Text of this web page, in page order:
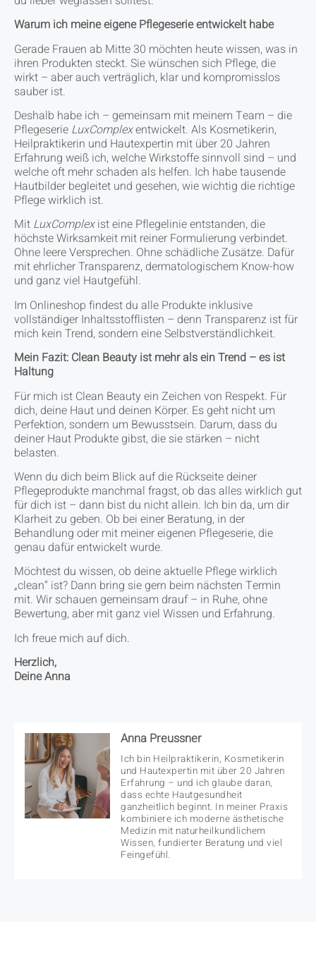
Warum ich meine eigene Pflegeserie entwickelt habe
Gerade Frauen ab Mitte 30 möchten heute wissen, was in
ihren Produkten steckt. Sie wünschen sich Pflege, die
wirkt – aber auch verträglich, klar und kompromisslos
sauber ist.
Deshalb habe ich – gemeinsam mit meinem Team – die
Pflegeserie LuxComplexentwickelt. Als Kosmetikerin,
Heilpraktikerin und Hautexpertin mit über 20 Jahren
Erfahrung weiß ich, welche Wirkstoffe sinnvoll sind – und
welche oft mehr schaden als helfen. Ich habe tausende
Hautbilder begleitet und gesehen, wie wichtig die richtige
Pflege wirklich ist.
Mit LuxComplexist eine Pflegelinie entstanden, die
höchste Wirksamkeit mit reiner Formulierung verbindet.
Ohne leere Versprechen. Ohne schädliche Zusätze. Dafür
mit ehrlicher Transparenz, dermatologischem Know-how
und ganz viel Hautgefühl.
Im Onlineshop findest du alle Produkte inklusive
vollständiger Inhaltsstofflisten – denn Transparenz ist für
mich kein Trend, sondern eine Selbstverständlichkeit.
Mein Fazit: Clean Beauty ist mehr als ein Trend – es ist
Haltung
Für mich ist Clean Beauty ein Zeichen von Respekt. Für
dich, deine Haut und deinen Körper. Es geht nicht um
Perfektion, sondern um Bewusstsein. Darum, dass du
deiner Haut Produkte gibst, die sie stärken – nicht
belasten.
Wenn du dich beim Blick auf die Rückseite deiner
Pflegeprodukte manchmal fragst, ob das alles wirklich gut
für dich ist – dann bist du nicht allein. Ich bin da, um dir
Klarheit zu geben. Ob bei einer Beratung, in der
Behandlung oder mit meiner eigenen Pflegeserie, die
genau dafür entwickelt wurde.
Möchtest du wissen, ob deine aktuelle Pflege wirklich
„clean“ ist? Dann bring sie gern beim nächsten Termin
mit. Wir schauen gemeinsam drauf – in Ruhe, ohne
Bewertung, aber mit ganz viel Wissen und Erfahrung.
Ich freue mich auf dich.
Herzlich,
Deine Anna
Anna Preussner
Ich bin Heilpraktikerin, Kosmetikerin
und Hautexpertin mit über 20 Jahren
Erfahrung – und ich glaube daran,
dass echte Hautgesundheit
ganzheitlich beginnt. In meiner Praxis
kombiniere ich moderne ästhetische
Medizin mit naturheilkundlichem
Wissen, fundierter Beratung und viel
Feingefühl.